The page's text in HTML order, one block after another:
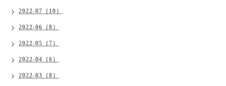
2022-07（10）
2022-06（8）
2022-05（7）
2022-04（6）
2022-03（8）